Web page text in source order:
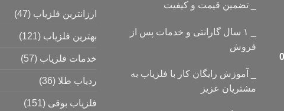
_ تضمین قیمت و کیفیت
_ ۱ سال گارانتی و خدمات پس از
فروش
_ آموزش رایگان کار با فلزیاب به
مشتریان عزیز
ارزانترین فلزیاب (47)
بهترین فلزیاب (121)
خدمات فلزیاب (57)
ردیاب طلا (36)
فلزیاب بوقی (151)